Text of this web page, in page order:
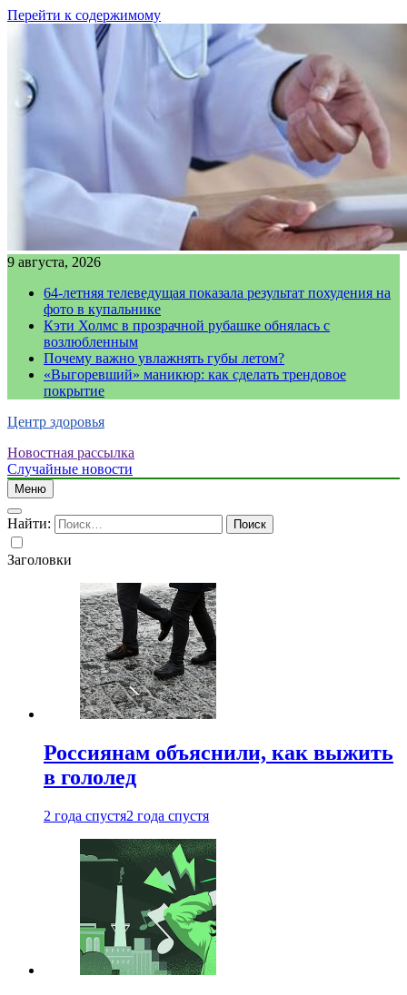
Перейти к содержимому
9 августа, 2026
64-летняя телеведущая показала результат похудения на
фото в купальнике
Кэти Холмс в прозрачной рубашке обнялась с
возлюбленным
Почему важно увлажнять губы летом?
«Выгоревший» маникюр: как сделать трендовое
покрытие
Центр здоровья
Новостная рассылка
Случайные новости
Меню
Найти:
Заголовки
Россиянам объяснили, как выжить
в гололед
2 года спустя2 года спустя